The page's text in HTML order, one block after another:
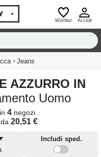
Wishlist Accedi
› Jeans
Uomo
4negozi
20,51 €
Includi sped.